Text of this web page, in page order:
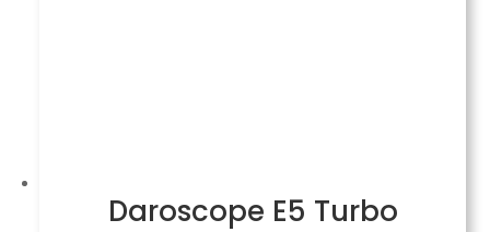
Daroscope E5 Turbo